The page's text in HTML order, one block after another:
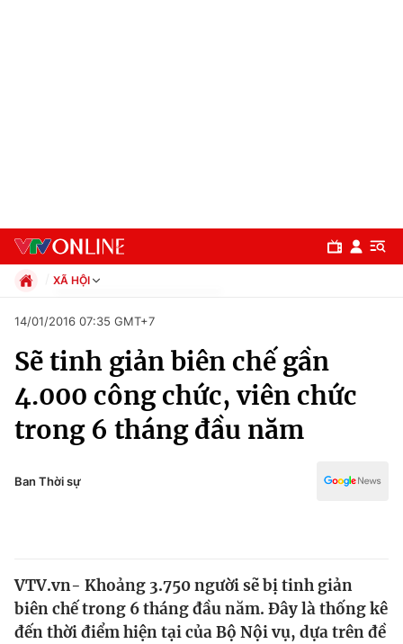
Chuyên mục
Chính trị
Thế giới
XÃ HỘI
Xã hội
Pháp luật
Thể thao
Truyền hình
Văn hóa - Giải trí
Đời sống
14/01/2016 07:35 GMT+7
Sẽ tinh giản biên chế gần
4.000 công chức, viên chức
trong 6 tháng đầu năm
Ban Thời sự
VTV.vn- Khoảng 3.750 người sẽ bị tinh giản
biên chế trong 6 tháng đầu năm. Đây là thống kê
đến thời điểm hiện tại của Bộ Nội vụ, dựa trên đề